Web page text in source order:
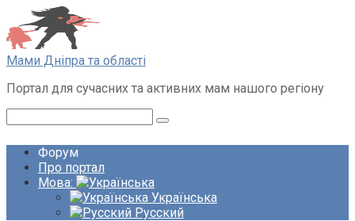
Перейти
до
вмісту
Мами Дніпра та області
Портал для сучасних та активних мам нашого регіону
Форум
Про портал
Мова:
Українська
Русский